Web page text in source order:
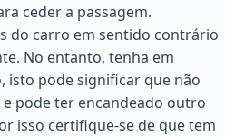
ceder a passagem.
do carro em sentido contrário
No entanto, tenha em
isto pode significar que não
pode ter encandeado outro
isso certifique-se de que tem